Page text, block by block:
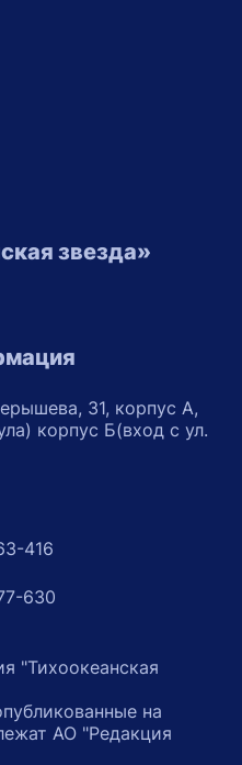
звезда»
31, корпус А,
корпус Б(вход с ул.
416
630
"Тихоокеанская
на
АО "Редакция